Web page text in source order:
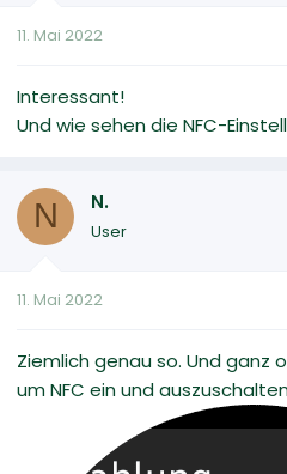
11. Mai 2022
Interessant!
Und wie sehen die NFC-
N N.
User
11. Mai 2022
Ziemlich genau so. Und ganz
um NFC ein und